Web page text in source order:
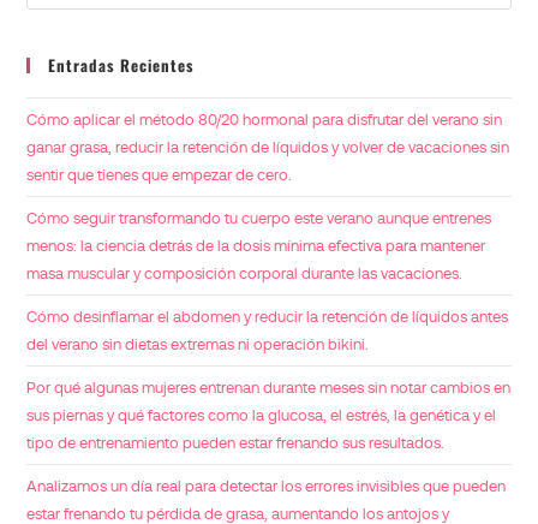
Entradas Recientes
Cómo aplicar el método 80/20 hormonal para disfrutar del verano sin
ganar grasa, reducir la retención de líquidos y volver de vacaciones sin
sentir que tienes que empezar de cero.
Cómo seguir transformando tu cuerpo este verano aunque entrenes
menos: la ciencia detrás de la dosis mínima efectiva para mantener
masa muscular y composición corporal durante las vacaciones.
Cómo desinflamar el abdomen y reducir la retención de líquidos antes
del verano sin dietas extremas ni operación bikini.
Por qué algunas mujeres entrenan durante meses sin notar cambios en
sus piernas y qué factores como la glucosa, el estrés, la genética y el
tipo de entrenamiento pueden estar frenando sus resultados.
Analizamos un día real para detectar los errores invisibles que pueden
estar frenando tu pérdida de grasa, aumentando los antojos y